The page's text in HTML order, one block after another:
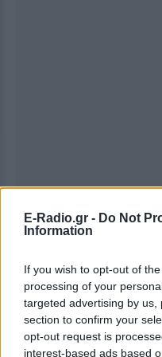
E-Radio.gr - Do Not
Information
If you wish to opt-out of
processing of your
targeted advertising by
section to confirm your
opt-out request is
interest-based ads based
Ακολουθήστε το
Για ακόμη
ειδήσεωντου E-
Ακολουθήστε το E-